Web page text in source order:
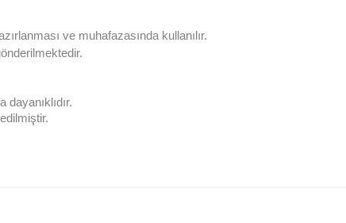
ve muhafazasında kullanılır.